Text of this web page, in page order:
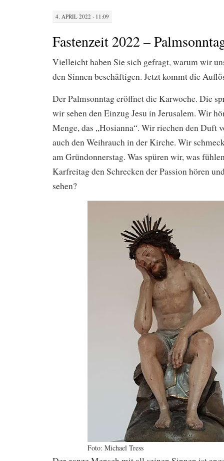
4. APRIL 2022 · 11:09
Fastenzeit 2022 –
Vielleicht haben Sie sich gefragt, warum wir
den Sinnen beschäftigen. Jetzt kommt die
Der Palmsonntag eröffnet die Karwoche. Die
wir sehen den Einzug Jesu in Jerusalem. Wir
Menge, das „Hosianna“. Wir riechen den Duft
auch den Weihrauch in der Kirche. Wir
am Gründonnerstag. Was spüren wir, was
Karfreitag den Schrecken der Passion hören
sehen?
Foto: Michael Tress